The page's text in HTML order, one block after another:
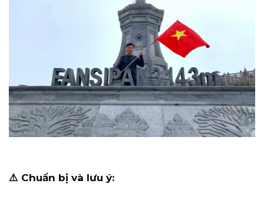
⚠️ Chuẩn bị và lưu ý: